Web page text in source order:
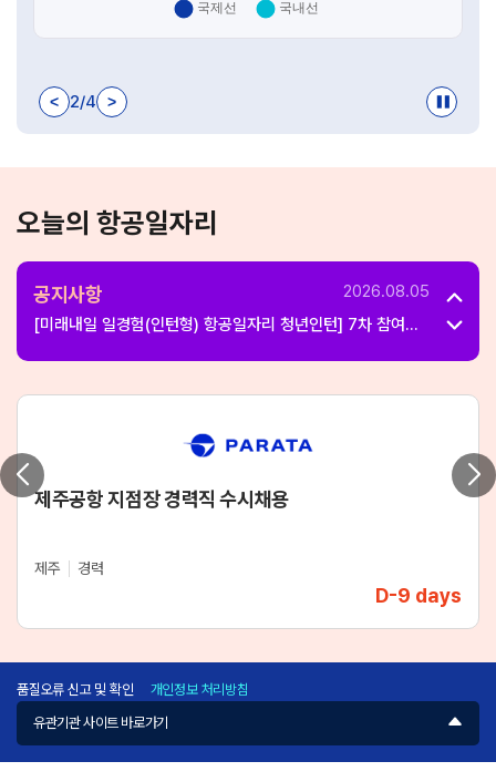
< 2/4 > ❚❚
오늘의 항공일자리
공지사항
를 모집합니다(추가)
[미래내일 일경험(인턴형) 항공일자리 청년인턴] 7차 참여자
를 모집합니다.
2026년 8월 센터프로그램 일정안내(‘26. 8. 4. 기준)
2026.08.05
항공일자리센터, 인천국제공항공사와 하반기 채용 연계 ‘밋업
2026.08.03
‘26년 8월(인천) 공항일자리 채용의 날 행사 개최 안내
제주공항 지점장 경력직 수시채용
제주 경력
D-9 days
품질오류 신고 및 확인
개인정보 처리방침
유관기관 사이트 바로가기